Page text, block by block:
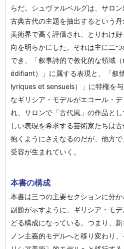
らだ。シュヴァルベルグは、サロ
古典古代の主題を抽出するという
美術界で高く評価され、とりわけ
向を明らかにした。それは主に二
でき、「叙事詩的で教化的な領域
édifiant）」に属する表現と、「叙
lyriques et sensuels）」に特権を
なギリシア・モデルがエコール・
れ、サロンで「古代風」の作品と
しい表現を希求する芸術家たちは
抱くようにさえなるのだが、他方
受容が生まれていく。
本書の構成
本書は三つの主要セクションに分
副題が示すように、ギリシア・モ
どる構成になっている。つまり、
ノン主義的モデルへと移り変わり